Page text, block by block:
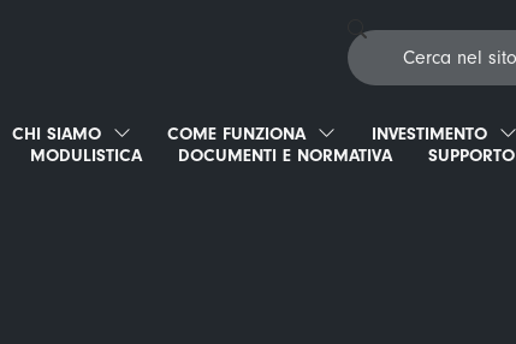
CHI SIAMO COME FUNZIONA
INVESTIMENTO
MODULISTICA
DOCUMENTI E NORMATIVA SUPPORTO